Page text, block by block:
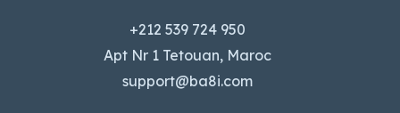
+212 539 724 950
Apt Nr 1 Tetouan, Maroc
support@ba8i.com